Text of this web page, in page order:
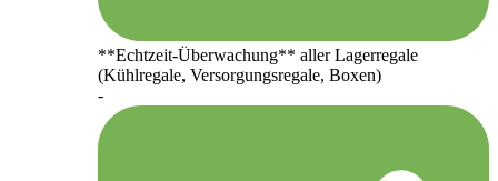
**Echtzeit-Überwachung** aller Lagerregale
(Kühlregale, Versorgungsregale, Boxen)
-